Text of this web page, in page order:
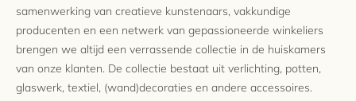
samenwerking van creatieve kunstenaars, vakkundige
producenten en een netwerk van gepassioneerde winkeliers
brengen we altijd een verrassende collectie in de huiskamers
van onze klanten. De collectie bestaat uit verlichting, potten,
glaswerk, textiel, (wand)decoraties en andere accessoires.